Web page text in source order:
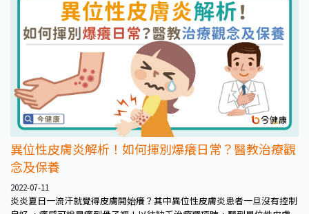
異位性皮膚炎解析！如何揮別爆癢日常？醫教治療觀
念及保養
2022-07-11
炎炎夏日一流汗就覺得皮膚開始癢？其中異位性皮膚炎患者一旦沒有控制